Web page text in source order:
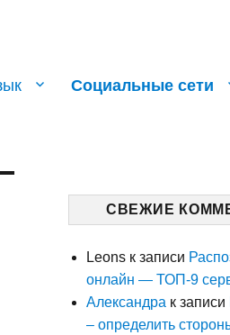
Социальные сети
СВЕЖИЕ
Leons к записи
онлайн — ТОП-9
Александра к записи
– определить